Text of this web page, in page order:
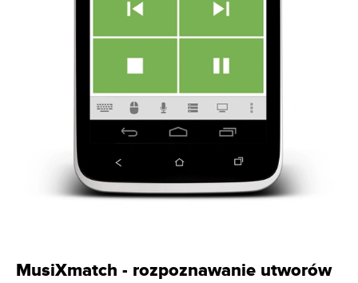
MusiXmatch - rozpoznawanie utworów